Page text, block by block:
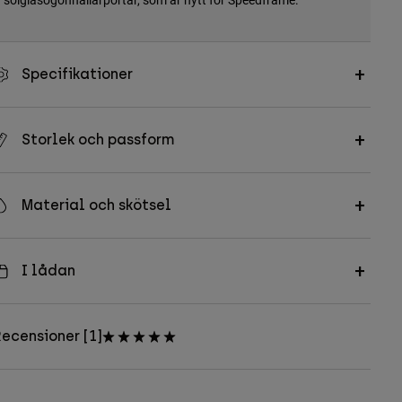
Specifikationer
Storlek och passform
Material och skötsel
I lådan
[1]